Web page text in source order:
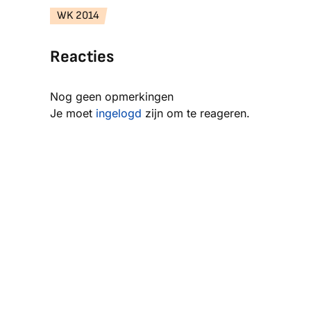
WK 2014
Reacties
Nog geen opmerkingen
Je moet ingelogd zijn om te reageren.